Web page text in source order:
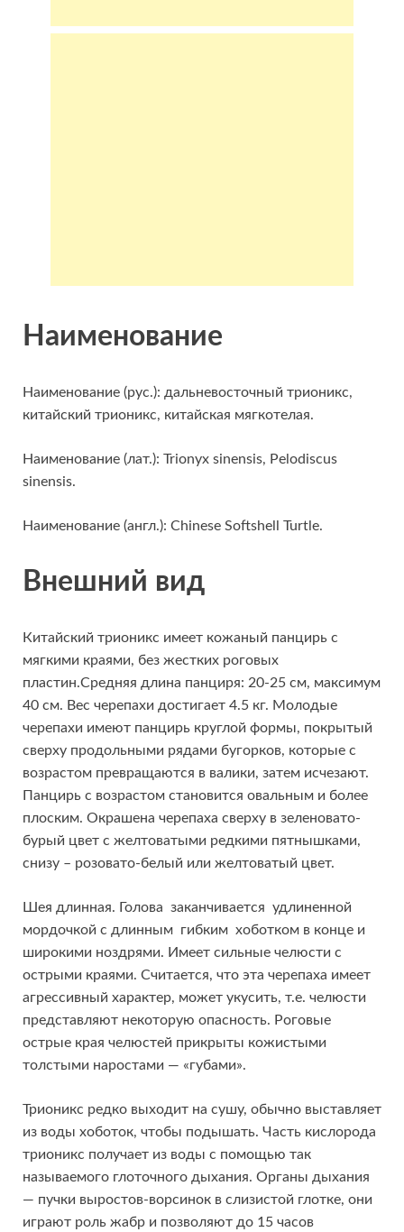
Наименование
Наименование (рус.): дальневосточный трионикс,
китайский трионикс, китайская мягкотелая.
Наименование (лат.): Trionyx sinensis, Pelodiscus
sinensis.
Наименование (англ.): Chinese Softshell Turtle.
Внешний вид
Китайский трионикс имеет кожаный панцирь с
мягкими краями, без жестких роговых
пластин.Средняя длина панциря: 20-25 см, максимум
40 см. Вес черепахи достигает 4.5 кг. Молодые
черепахи имеют панцирь круглой формы, покрытый
сверху продольными рядами бугорков, которые с
возрастом превращаются в валики, затем исчезают.
Панцирь с возрастом становится овальным и более
плоским. Окрашена черепаха сверху в зеленовато-
бурый цвет с желтоватыми редкими пятнышками,
снизу – розовато-белый или желтоватый цвет.
Шея длинная. Голова заканчивается удлиненной
мордочкой с длинным гибким хоботком в конце и
широкими ноздрями. Имеет сильные челюсти с
острыми краями. Считается, что эта черепаха имеет
агрессивный характер, может укусить, т.е. челюсти
представляют некоторую опасность. Роговые
острые края челюстей прикрыты кожистыми
толстыми наростами — «губами».
Трионикс редко выходит на сушу, обычно выставляет
из воды хоботок, чтобы подышать. Часть кислорода
трионикс получает из воды с помощью так
называемого глоточного дыхания. Органы дыхания
— пучки выростов-ворсинок в слизистой глотке, они
играют роль жабр и позволяют до 15 часов